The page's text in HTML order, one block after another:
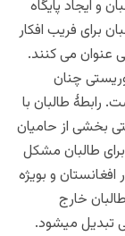
و ایجاد پایگاه
برای فریب افکار
عنوان می کنند.
چنان
رابطۀ طالبان با
بخشی از حامیان
طالبان مشکل
و بویژه
خارج
تبدیل میشود.